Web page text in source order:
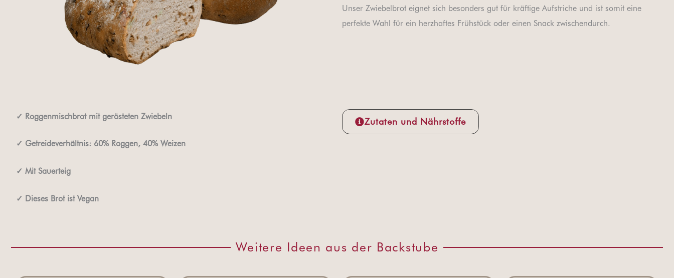
Unser Zwiebelbrot eignet sich besonders gut für kräftige Aufstriche und ist somit eine
perfekte Wahl für ein herzhaftes Frühstück oder einen Snack zwischendurch.
✓ Roggenmischbrot mit gerösteten Zwiebeln
✓ Getreideverhältnis: 60% Roggen, 40% Weizen
✓ Mit Sauerteig
✓ Dieses Brot ist Vegan
Zutaten und Nährstoffe
Weitere Ideen aus der Backstube